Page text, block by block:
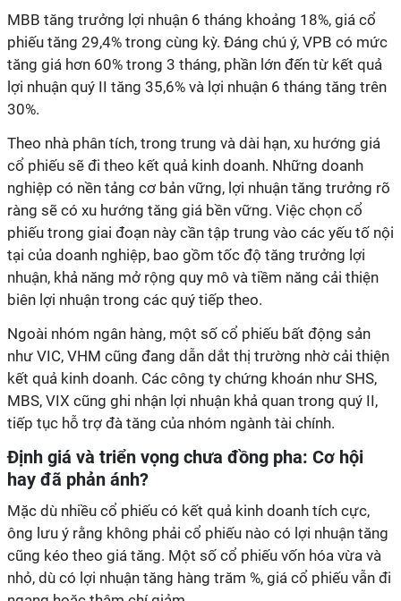
MBB tăng trưởng lợi nhuận 6 tháng khoảng 18%, giá cổ
phiếu tăng 29,4% trong cùng kỳ. Đáng chú ý, VPB có mức
tăng giá hơn 60% trong 3 tháng, phần lớn đến từ kết quả
lợi nhuận quý II tăng 35,6% và lợi nhuận 6 tháng tăng trên
30%.
Theo nhà phân tích, trong trung và dài hạn, xu hướng giá
cổ phiếu sẽ đi theo kết quả kinh doanh. Những doanh
nghiệp có nền tảng cơ bản vững, lợi nhuận tăng trưởng rõ
ràng sẽ có xu hướng tăng giá bền vững. Việc chọn cổ
phiếu trong giai đoạn này cần tập trung vào các yếu tố nội
tại của doanh nghiệp, bao gồm tốc độ tăng trưởng lợi
nhuận, khả năng mở rộng quy mô và tiềm năng cải thiện
biên lợi nhuận trong các quý tiếp theo.
Ngoài nhóm ngân hàng, một số cổ phiếu bất động sản
như VIC, VHM cũng đang dẫn dắt thị trường nhờ cải thiện
kết quả kinh doanh. Các công ty chứng khoán như SHS,
MBS, VIX cũng ghi nhận lợi nhuận khả quan trong quý II,
tiếp tục hỗ trợ đà tăng của nhóm ngành tài chính.
Định giá và triển vọng chưa đồng pha: Cơ hội
hay đã phản ánh?
Mặc dù nhiều cổ phiếu có kết quả kinh doanh tích cực,
ông lưu ý rằng không phải cổ phiếu nào có lợi nhuận tăng
cũng kéo theo giá tăng. Một số cổ phiếu vốn hóa vừa và
nhỏ, dù có lợi nhuận tăng hàng trăm %, giá cổ phiếu vẫn đi